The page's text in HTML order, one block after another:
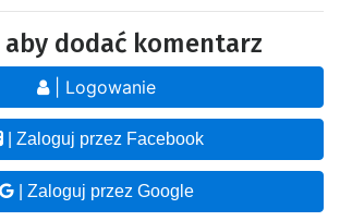
dodać komentarz
| Logowanie
| Zaloguj przez Facebook
| Zaloguj przez Google